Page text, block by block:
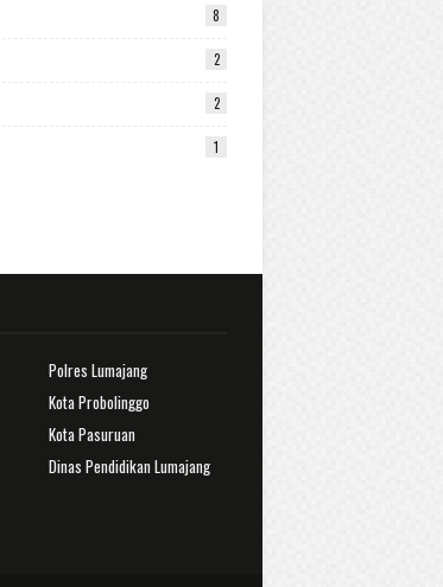
8
2
2
1
Polres Lumajang
Kota Probolinggo
Kota Pasuruan
Dinas Pendidikan Lumajang